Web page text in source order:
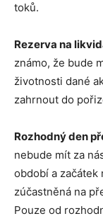
toků.
Rezerva na
známo, že bude
životnosti dané
zahrnout do
Rozhodný den
nebude mít za
období a začátek
zúčastněná na
Pouze od